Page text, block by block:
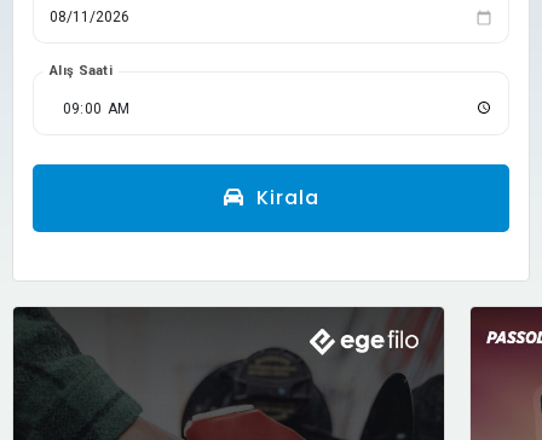
Alış Saati
Kirala